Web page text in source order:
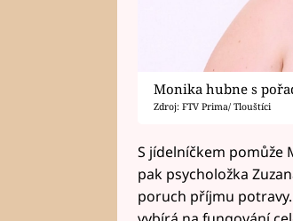
Monika hubne s
Zdroj: FTV Prima/ Tlouštíci
S jídelníčkem pomůže
pak psycholožka
poruch příjmu